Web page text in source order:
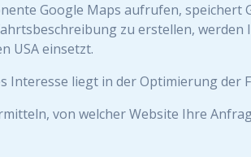
Google Maps aufrufen,
zu erstellen,
USA einsetzt.
Interesse liegt in der Optimierung
von welcher Website Ihre